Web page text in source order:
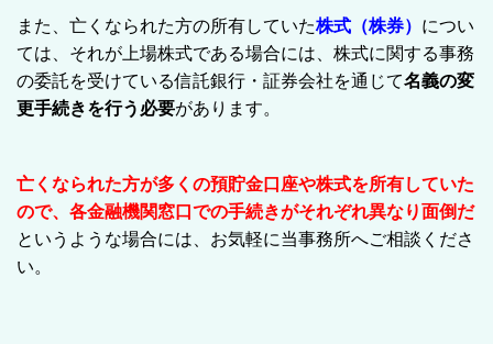
また、亡くなられた方の所有していた株式（株券） につい
ては、それが上場株式である場合には、株式に関する事務
の委託を受けている信託銀行・証券会社を通じて名義の変
更手続きを行う必要があります。
亡くなられた方が多くの預貯金口座や株式を所有していた
ので、各金融機関窓口での手続きがそれぞれ異なり面倒だ
というような場合には、お気軽に当事務所へご相談くださ
い。